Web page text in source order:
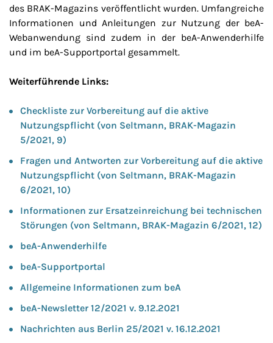
des BRAK-Magazins veröffentlicht wurden. Umfangreiche
Informationen und Anleitungen zur Nutzung der beA-
Webanwendung sind zudem in der beA-Anwenderhilfe
und im beA-Supportportal gesammelt.
Weiterführende Links:
Checkliste zur Vorbereitung auf die aktive
Nutzungspflicht (von Seltmann, BRAK-Magazin
5/2021, 9)
Fragen und Antworten zur Vorbereitung auf die aktive
Nutzungspflicht (von Seltmann, BRAK-Magazin
6/2021, 10)
Informationen zur Ersatzeinreichung bei technischen
Störungen (von Seltmann, BRAK-Magazin 6/2021, 12)
beA-Anwenderhilfe
beA-Supportportal
Allgemeine Informationen zum beA
beA-Newsletter 12/2021 v. 9.12.2021
Nachrichten aus Berlin 25/2021 v. 16.12.2021